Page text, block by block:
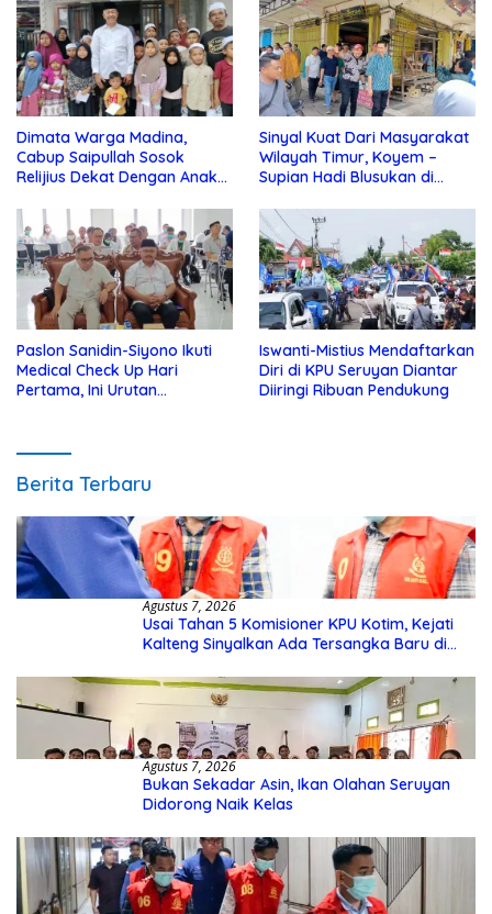
Dimata Warga Madina,
Cabup Saipullah Sosok
Relijius Dekat Dengan Anak
Sinyal Kuat Dari Masyarakat
Wilayah Timur, Koyem –
Supian Hadi Blusukan di
Paslon Sanidin-Siyono Ikuti
Medical Check Up Hari
Pertama, Ini Urutan
Iswanti-Mistius Mendaftarkan
Diri di KPU Seruyan Diantar
Diiringi Ribuan Pendukung
Berita Terbaru
Agustus 7, 2026
Usai Tahan 5 Komisioner KPU Kotim, Kejati
Kalteng Sinyalkan Ada Tersangka Baru di
Agustus 7, 2026
Bukan Sekadar Asin, Ikan Olahan Seruyan
Didorong Naik Kelas